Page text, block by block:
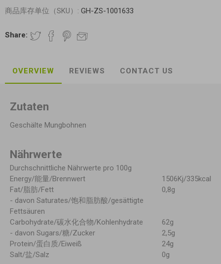
商品库存单位（SKU）: GH-ZS-1001633
Share:
OVERVIEW REVIEWS CONTACT US
Zutaten
Geschälte Mungbohnen
Nährwerte
Durchschnittliche Nährwerte pro 100g
Energy/能量/Brennwert
1506Kj/335kcal
Fat/脂肪/Fett
0,8g
- davon Saturates/饱和脂肪酸/gesättigte
Fettsäuren
Carbohydrate/碳水化合物/Kohlenhydrate
62g
- davon Sugars/糖/Zucker
2,5g
Protein/蛋白质/Eiweiß
24g
Salt/盐/Salz
0g